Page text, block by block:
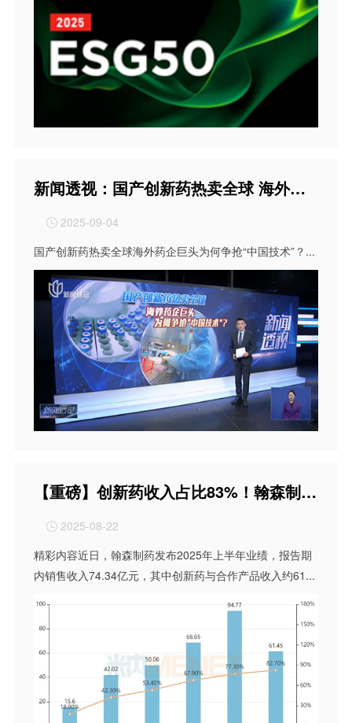
新闻透视：国产创新药热卖全球 海外药企巨头为何争抢“中国技术”？
 2025-09-04
国产创新药热卖全球海外药企巨头为何争抢“中国技术”？...
【重磅】创新药收入占比83%！翰森制药创新转型做对了什么？
 2025-08-22
精彩内容近日，翰森制药发布2025年上半年业绩，报告期
内销售收入74.34亿元，其中创新药与合作产品收入约61...